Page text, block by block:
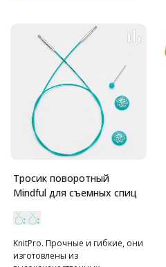
Тросик поворотный
Mindful для съемных спиц
KnitPro. Прочные и гибкие, они
изготовлены из